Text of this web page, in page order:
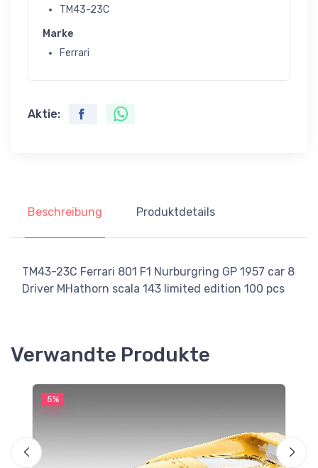
TM43-23C
Marke
Ferrari
Aktie:
Beschreibung Produktdetails
TM43-23C Ferrari 801 F1 Nurburgring GP 1957 car 8
Driver MHathorn scala 143 limited edition 100 pcs
Verwandte Produkte
5%